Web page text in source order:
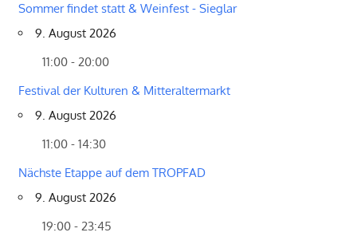
Sommer findet statt & Weinfest - Sieglar
9. August 2026
11:00 - 20:00
Festival der Kulturen & Mitteraltermarkt
9. August 2026
11:00 - 14:30
Nächste Etappe auf dem TROPFAD
9. August 2026
19:00 - 23:45